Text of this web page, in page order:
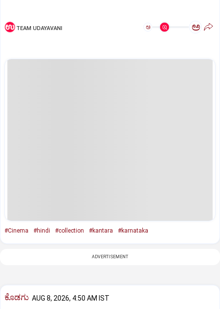
TEAM UDAYAVANI ಅ ಅ
#Cinema #hindi #collection #kantara #karnataka
ADVERTISEMENT
ಕೊಡಗು AUG 8, 2026, 4:50 AM IST